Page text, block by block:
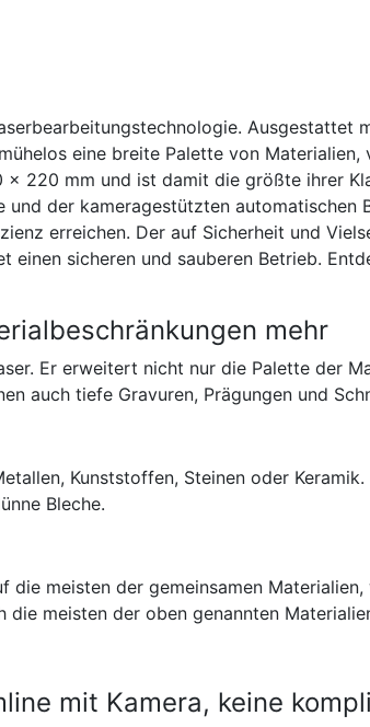
Ausgestattet
eine breite Palette von
220 mm und ist damit die größte ihrer
der kameragestützten automatischen
erreichen. Der auf Sicherheit und
einen sicheren und sauberen Betrieb.
mehr
Er erweitert nicht nur die Palette der
auch tiefe Gravuren, Prägungen und
Kunststoffen, Steinen oder
Bleche.
die meisten der gemeinsamen
die meisten der oben genannten
mit Kamera, keine